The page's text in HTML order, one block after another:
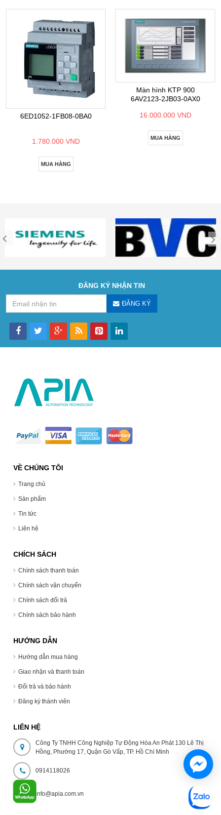
6ED1052-1FB08-0BA0
1.780.000 VND
MUA HÀNG
Màn hình KTP 900
6AV2123-2JB03-0AX0
16.000.000 VND
MUA HÀNG
ĐĂNG KÝ NHẬN TIN
ĐĂNG KÝ
VỀ CHÚNG TÔI
Trang chủ
Sản phẩm
Tin tức
Liên hệ
CHÍCH SÁCH
Chính sách thanh toán
Chính sách vận chuyển
Chính sách đổi trả
Chính sách bảo hành
HƯỚNG DẪN
Hướng dẫn mua hàng
Giao nhận và thanh toán
Đổi trả và bảo hành
Đăng ký thành viên
LIÊN HỆ
Công Ty TNHH Công Nghiệp Tự Động Hóa An Phát 130 Lê Thị
Hồng, Phường 17, Quận Gò Vấp, TP. Hồ Chí Minh
0914118026
info@apia.com.vn